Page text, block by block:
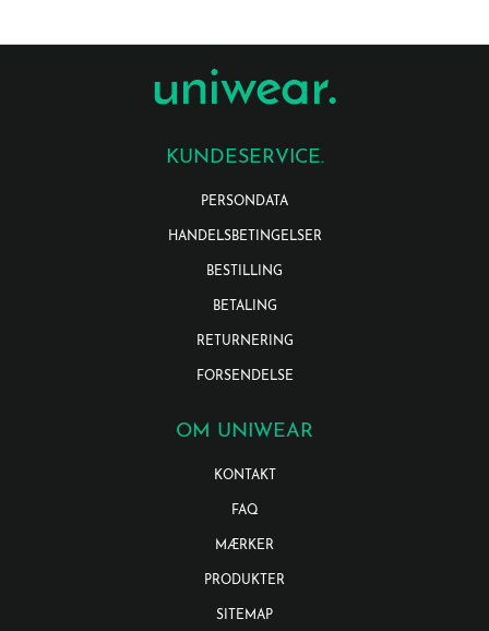
KUNDESERVICE.
PERSONDATA
HANDELSBETINGELSER
BESTILLING
BETALING
RETURNERING
FORSENDELSE
OM UNIWEAR
KONTAKT
FAQ
MÆRKER
PRODUKTER
SITEMAP